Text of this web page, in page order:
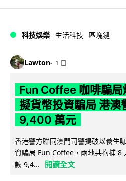
科技娛樂 生活科技 區塊鏈
Lawton 1 日
Fun Coffee 咖啡騙
擬貨幣投資騙局 港澳
9,400 萬元
香港警方聯同澳門司警搗破以養生
資騙局 Fun Coffee，兩地共拘捕 8
款 9,4...
閱讀全文